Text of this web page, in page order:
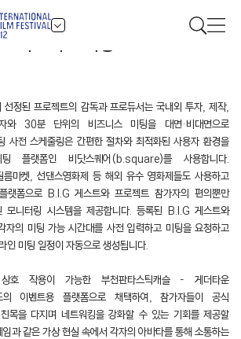
정된 프로젝트의 감독과 프로듀서는 국내외 투자, 제작,
와 30분 단위의 비즈니스 미팅을 대면·비대면으로
사전 스케줄링은 간편한 절차와 최적화된 사용자 환경을
플랫폼인 비닷스퀘어(b.square)를 사용합니다.
름마켓, 선댄스영화제 등 해외 유수 영화제들도 사용하고
랫폼으로 B.I.G 게스트와 프로젝트 참가자의 편의뿐만
모니터링 시스템을 제공합니다. 등록된 B.I.G 게스트와
자의 미팅 가능 시간대를 사전 입력하고 미팅을 요청하고
미팅 일정이 자동으로 생성됩니다.
호 작용이 가능한 부천판타스틱캐슬 - 게더타운
이벤트용 플랫폼으로 채택하여, 참가자들이 공식
목을 다지며 네트워킹을 강화할 수 있는 기회를 제공할
과 같은 가상 현실 속에서 각자의 아바타를 통해 소통하는